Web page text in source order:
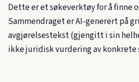
Dette er et søkeverktøy for å finne
Sammendraget er AI-generert på
avgjørelsestekst (gjengitt i sin
ikke juridisk vurdering av konkrete